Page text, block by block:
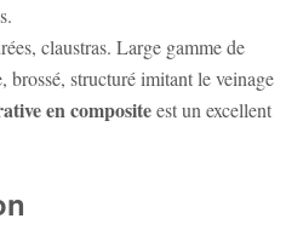
claustras. Large gamme de
brossé, structuré imitant le veinage
en compositeest un excellent